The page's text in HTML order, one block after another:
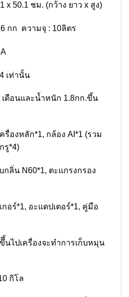
x 50.1 ชม. (กว้าง ยาว x สูง)
กก ความจุ : 10ลิตร
เท่านั้น
เดือนและน้ำหนัก 1.8กก.ขึ้น
รื่องหลัก*1, กล้อง AI*1 (รวม
รู*4)
กลิ่น N60*1, ตะแกรงกรอง
อร์*1, อะแดปเตอร์*1, คู่มือ
ไปเครื่องจะทำการเก็บหมุน
กิโล